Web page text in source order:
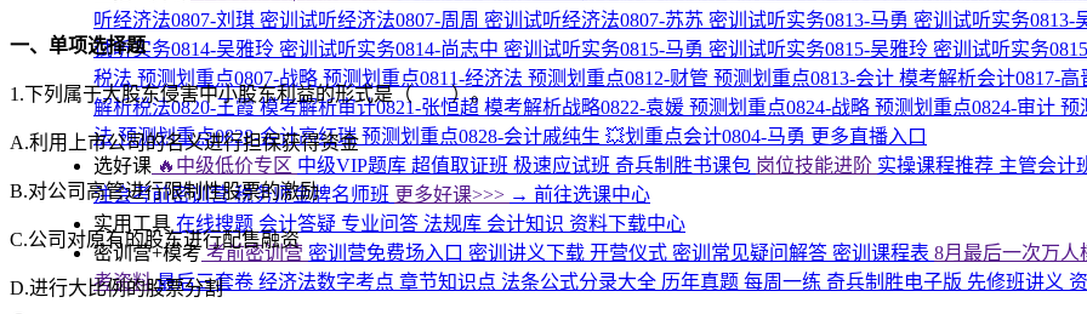
听经济法0807-刘琪 密训试听经济法0807-周周 密训试听经济法0807-苏苏 密训试听实务0813-马勇 密训试听实务0813-
试听实务0814-吴雅玲 密训试听实务0814-尚志中 密训试听实务0815-马勇 密训试听实务0815-吴雅玲 密训试听实务
税法 预测划重点0807-战略 预测划重点0811-经济法 预测划重点0812-财管 预测划重点0813-会计 模考解析会计0817-高
解析税法0820-王霞模考解析审计0821-张恒超 模考解析战略0822-袁媛 预测划重点0824-战略 预测划重点0824-审计 预
法预测划重点0828-会计高红瑞预测划重点0828-会计戚纯生 💥划重点会计0804-马勇 更多直播入口
选好课 🔥中级低价专区 中级VIP题库 超值取证班 极速应试班 奇兵制胜书课包 岗位技能进阶 实操课程推荐 主管会计
注会考前密训营税务师金牌名师班 更多好课>>> → 前往选课中心
实用工具 在线搜题 会计答疑 专业问答 法规库 会计知识 资料下载中心
密训营+模考考前密训营 密训营免费场入口 密训讲义下载 开营仪式 密训常见疑问解答 密训课程表 8月最后一次万人
考资料最后三套卷 经济法数字考点 章节知识点 法条公式分录大全 历年真题 每周一练 奇兵制胜电子版 先修班讲义
一、单项选择题
1.下列属于大股东侵害中小股东利益的形式是（ ）。
A.利用上市公司的名义进行担保获得资金
B.对公司高管进行限制性股票的激励
C.公司对原有的股东进行配售融资
D.进行大比例的股票分割